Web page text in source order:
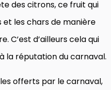
des citrons, ce fruit qui
les chars de manière
C’est d’ailleurs cela qui
la réputation du carnaval.
offerts par le carnaval,